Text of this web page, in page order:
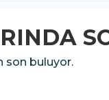
son buluyor.